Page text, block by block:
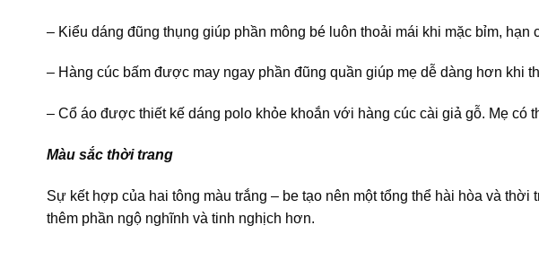
– Kiểu dáng đũng thụng giúp phần mông bé luôn thoải mái khi mặc bỉm, hạn
– Hàng cúc bấm được may ngay phần đũng quần giúp mẹ dễ dàng hơn khi
– Cổ áo được thiết kế dáng polo khỏe khoắn với hàng cúc cài giả gỗ. Mẹ có
Màu sắc thời trang
Sự kết hợp của hai tông màu trắng – be tạo nên một tổng thể hài hòa và
thêm phần ngộ nghĩnh và tinh nghịch hơn.